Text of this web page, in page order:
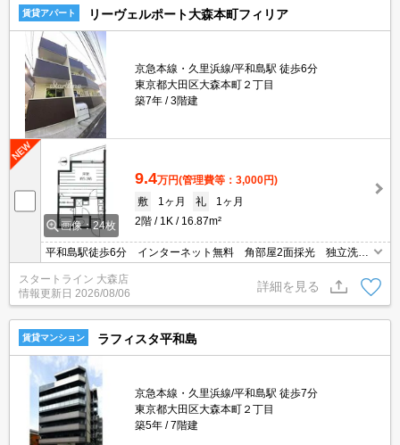
賃貸アパート リーヴェルポート大森本町フィリア
京急本線・久里浜線/平和島駅 徒歩6分
東京都大田区大森本町２丁目
築7年
3階建
画像：24枚
9.4万円(管理費等：3,000円)
敷
1ヶ月 礼
1ヶ月
2階
1K 16.87m²
平和島駅徒歩6分 インターネット無料 角部屋2面採光 独立洗面
台 浴室乾燥 宅配BOX オートロック
スタートライン 大森店
情報更新日 2026/08/06
詳細を見る
賃貸マンション ラフィスタ平和島
京急本線・久里浜線/平和島駅 徒歩7分
東京都大田区大森本町２丁目
築5年
7階建